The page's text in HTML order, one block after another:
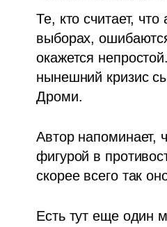
Те, кто считает,
выборах,
окажется
нынешний кризис
Дроми.
Автор напоминает,
фигурой в
скорее всего так
Есть тут еще один